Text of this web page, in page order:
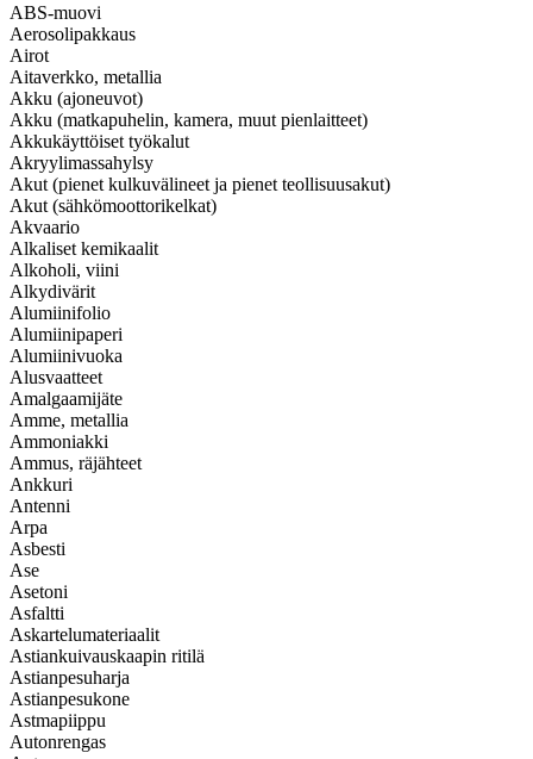
ABS-muovi
Aerosolipakkaus
Airot
Aitaverkko, metallia
Akku (ajoneuvot)
Akku (matkapuhelin, kamera, muut pienlaitteet)
Akkukäyttöiset työkalut
Akryylimassahylsy
Akut (pienet kulkuvälineet ja pienet teollisuusakut)
Akut (sähkömoottorikelkat)
Akvaario
Alkaliset kemikaalit
Alkoholi, viini
Alkydivärit
Alumiinifolio
Alumiinipaperi
Alumiinivuoka
Alusvaatteet
Amalgaamijäte
Amme, metallia
Ammoniakki
Ammus, räjähteet
Ankkuri
Antenni
Arpa
Asbesti
Ase
Asetoni
Asfaltti
Askartelumateriaalit
Astiankuivauskaapin ritilä
Astianpesuharja
Astianpesukone
Astmapiippu
Autonrengas